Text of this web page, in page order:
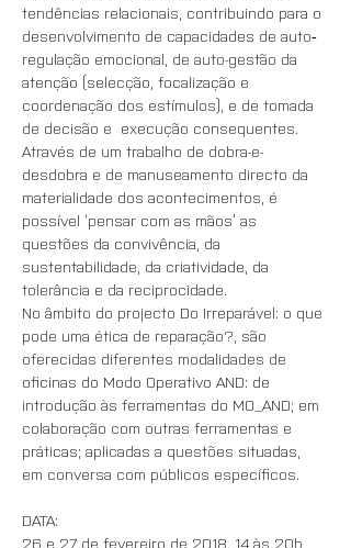
tendências relacionais, contribuindo para o
desenvolvimento de capacidades de auto‐
regulação emocional, de auto-gestão da
atenção (selecção, focalização e
coordenação dos estímulos), e de tomada
de decisão e  execução consequentes.
Através de um trabalho de dobra-e-
desdobra e de manuseamento directo da
materialidade dos acontecimentos, é
possível ‘pensar com as mãos’ as
questões da convivência, da
sustentabilidade, da criatividade, da
tolerância e da reciprocidade.
No âmbito do projecto Do Irreparável: o que
pode uma ética de reparação?, são
oferecidas diferentes modalidades de
oficinas do Modo Operativo AND: de
introdução às ferramentas do MO_AND; em
colaboração com outras ferramentas e
práticas; aplicadas a questões situadas,
em conversa com públicos específicos.
DATA:
26 e 27 de fevereiro de 2018, 14 às 20h